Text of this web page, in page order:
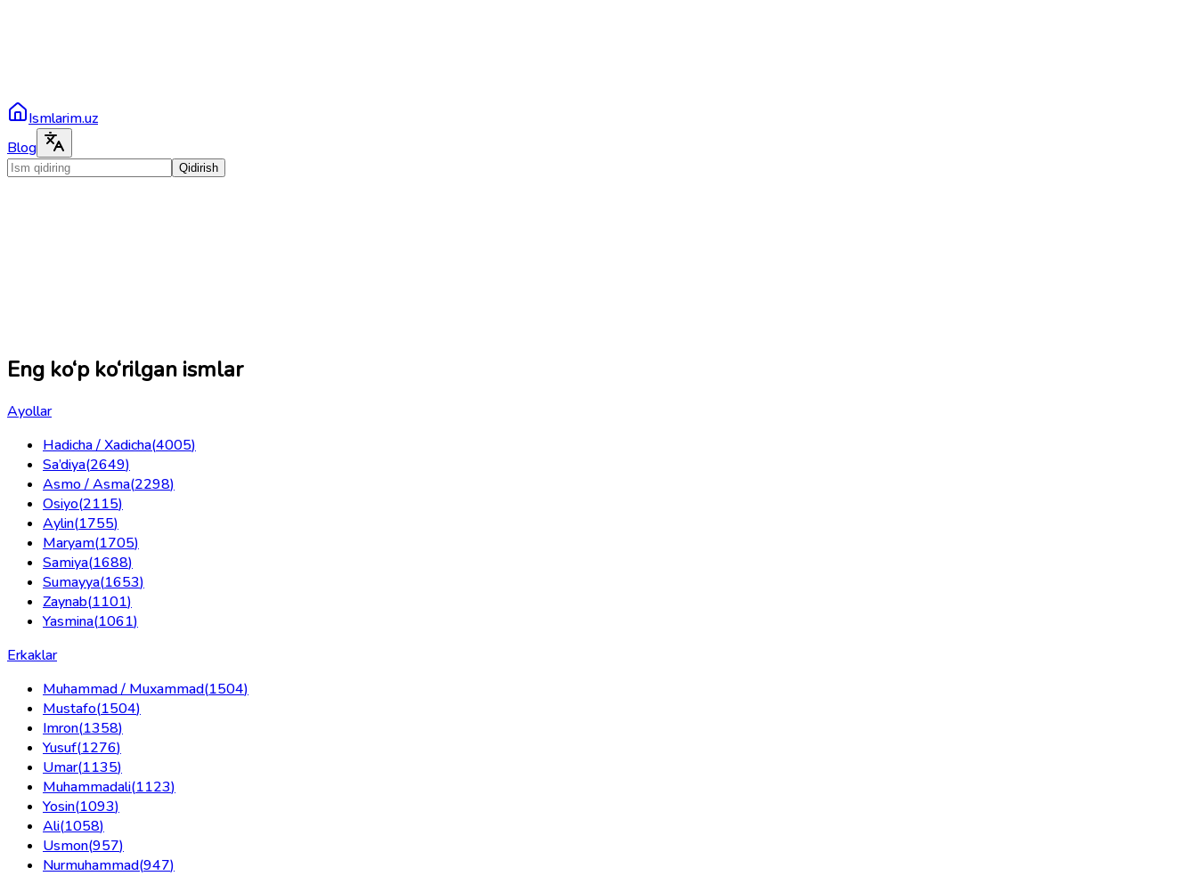
Ismlarim.uz
Blog
Qidirish
Eng ko‘p ko‘rilgan ismlar
Ayollar
Hadicha / Xadicha(4005)
Sa’diya(2649)
Asmo / Asma(2298)
Osiyo(2115)
Aylin(1755)
Maryam(1705)
Samiya(1688)
Sumayya(1653)
Zaynab(1101)
Yasmina(1061)
Erkaklar
Muhammad / Muxammad(1504)
Mustafo(1504)
Imron(1358)
Yusuf(1276)
Umar(1135)
Muhammadali(1123)
Yosin(1093)
Ali(1058)
Usmon(957)
Nurmuhammad(947)